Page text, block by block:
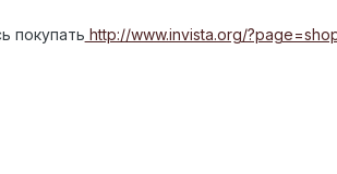
покупать http://www.invista.org/